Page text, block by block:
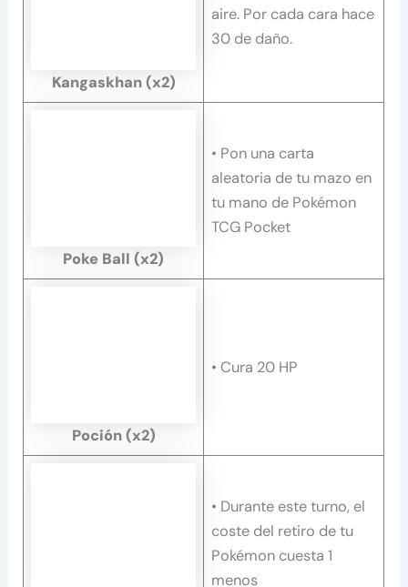
Kangaskhan (x2)
aire. Por cada cara hace
30 de daño.
Poke Ball (x2)
• Pon una carta
aleatoria de tu mazo en
tu mano de Pokémon
TCG Pocket
Poción (x2)
• Cura 20 HP
• Durante este turno, el
coste del retiro de tu
Pokémon cuesta 1
menos